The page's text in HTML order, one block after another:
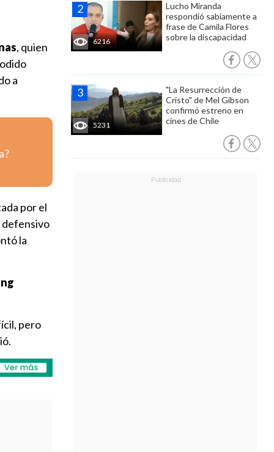
6216
Lucho Miranda
respondió sabiamente a
frase de Camila Flores
sobre la discapacidad
5231
"La Resurrección de
Cristo" de Mel Gibson
confirmó estreno en
cines de Chile
, quien
a
por el
defensivo
la
pero